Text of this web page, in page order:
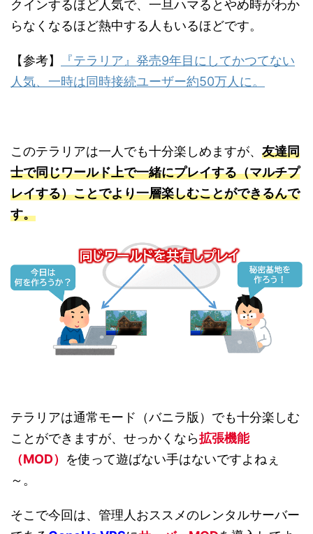
クインするほど人気で、一旦ハマるとやめ時がわか
らなくなるほど熱中する人もいるほどです。
【参考】
『テラリア』発売9年目にしてかつてない
人気、一時は同時接続ユーザー約50万人に。
このテラリアは一人でも十分楽しめますが、 友達同
士で同じワールド上で一緒にプレイする（マルチプ
レイする）ことでより一層楽しむことができるんで
す。
テラリアは通常モード（バニラ版）でも十分楽しむ
ことができますが、せっかくなら拡張機能
（MOD） を使って遊ばない手はないですよねぇ
～。
そこで今回は、管理人おススメのレンタルサーバー